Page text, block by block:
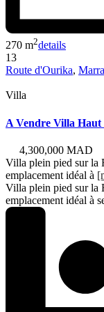
270 m2details
13
Route d'Ourika,
Villa
A Vendre Villa Haut
4,300,000 MAD
Villa plein pied sur la
emplacement idéal à
Villa plein pied sur la
emplacement idéal à